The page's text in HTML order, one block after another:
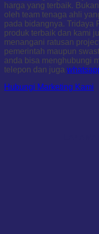
harga yang terbaik.
oleh team tenaga ahli
pada bidangnya. Tridaya
produk terbaik dan kami
menangani ratusan
pemerintah maupun
anda bisa menghubungi
telepon dan juga
Hubungi Marketing Kami